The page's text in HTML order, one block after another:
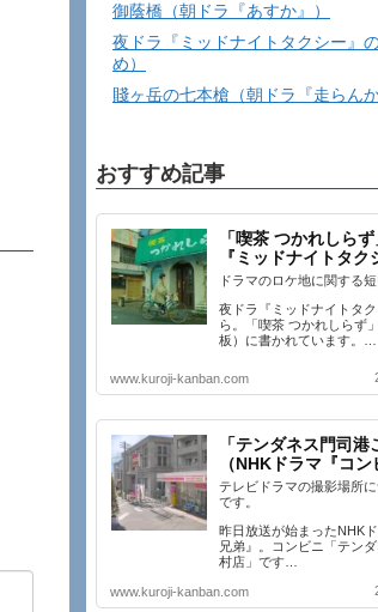
御蔭橋（朝ドラ『あすか』）
夜ドラ『ミッドナイトタクシー』
め）
賤ヶ岳の七本槍（朝ドラ『走らんか
おすすめ記事
「喫茶 つかれしら
『ミッドナイトタク
ドラマのロケ地に関する短
夜ドラ『ミッドナイトタ
ら。「喫茶 つかれしらず
板）に書かれています。…
www.kuroji-kanban.com
「テンダネス門司港
（NHKドラマ『コン
テレビドラマの撮影場所
です。
昨日放送が始まったNHK
兄弟』。コンビニ「テン
村店」です…
www.kuroji-kanban.com